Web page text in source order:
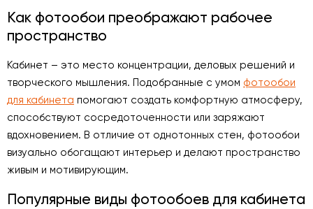
Как фотообои преображают рабочее
пространство
Кабинет – это место концентрации, деловых решений и
творческого мышления. Подобранные с умом фотообои
для кабинета помогают создать комфортную атмосферу,
способствуют сосредоточенности или заряжают
вдохновением. В отличие от однотонных стен, фотообои
визуально обогащают интерьер и делают пространство
живым и мотивирующим.
Популярные виды фотообоев для кабинета